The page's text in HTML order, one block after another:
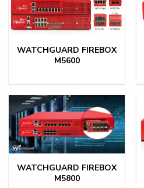
WATCHGUARD FIREBOX
M5600
WATCHGUARD FIREBOX
M5800